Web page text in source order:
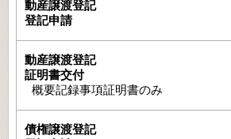
概要記録事項証明書のみ